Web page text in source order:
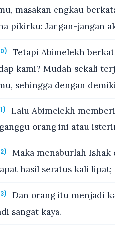
masakan engkau
pikirku: Jangan-jangan
Tetapi Abimelekh
kami? Mudah sekali
sehingga dengan
Lalu Abimelekh
orang ini atau
Maka menaburlah
hasil seratus kali lipat;
Dan orang itu menjadi
sangat kaya.